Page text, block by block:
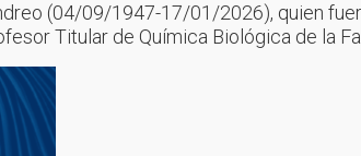
(04/09/1947-17/01/2026), quien
Titular de Química Biológica de la